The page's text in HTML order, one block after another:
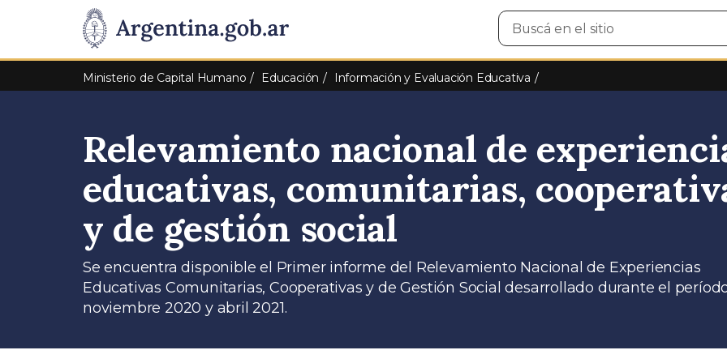
Presidencia
de
Pasar al contenido principal
Buscar
en
sitio
Ministerio de Capital Humano Educación Información y Evaluación Educativa
Relevamiento nacional de
educativas, comunitarias,
y de gestión social
Se encuentra disponible el Primer informe del Relevamiento Nacional de Experiencias
Educativas Comunitarias, Cooperativas y de Gestión Social desarrollado durante el
noviembre 2020 y abril 2021.